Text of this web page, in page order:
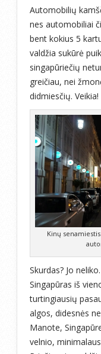
Automobilių
nes automobiliai
bent kokius 5
valdžia sukūrė
singapūriečių
greičiau, nei
didmiesčių. Veikia!
Kinų
Skurdas? Jo
Singapūras iš
turtingiausių
algos, didesnės
Manote,
velnio,